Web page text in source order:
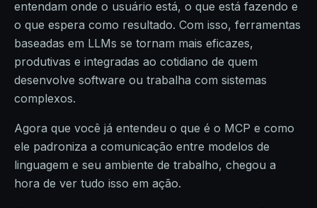
entendam onde o usuário está, o que está fazendo e
o que espera como resultado. Com isso, ferramentas
baseadas em LLMs se tornam mais eficazes,
produtivas e integradas ao cotidiano de quem
desenvolve software ou trabalha com sistemas
complexos.
Agora que você já entendeu o que é o MCP e como
ele padroniza a comunicação entre modelos de
linguagem e seu ambiente de trabalho, chegou a
hora de ver tudo isso em ação.